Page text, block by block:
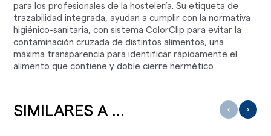
para los profesionales de la hostelería. Su etiqueta de
trazabilidad integrada, ayudan a cumplir con la normativa
higiénico-sanitaria, con sistema ColorClip para evitar la
contaminación cruzada de distintos alimentos, una
máxima transparencia para identificar rápidamente el
alimento que contiene y doble cierre hermético
SIMILARES A ... ‹ ›